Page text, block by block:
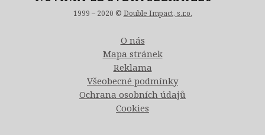
1999 – 2020 © Double Impact, s.r.o.
O nás
Mapa stránek
Reklama
Všeobecné podmínky
Ochrana osobních údajů
Cookies